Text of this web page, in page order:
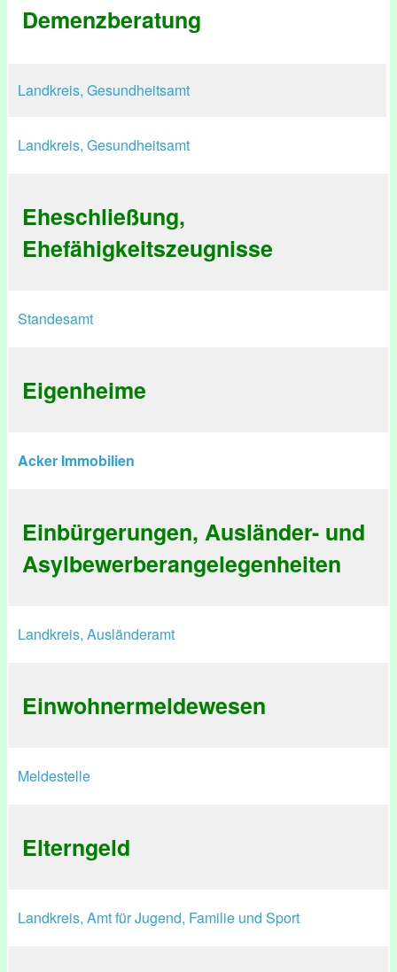
Demenzberatung
Landkreis, Gesundheitsamt
Landkreis, Gesundheitsamt
Eheschließung,
Ehefähigkeitszeugnisse
Standesamt
Eigenheime
Acker Immobilien
Einbürgerungen, Ausländer- und
Asylbewerberangelegenheiten
Landkreis, Ausländeramt
Einwohnermeldewesen
Meldestelle
Elterngeld
Landkreis, Amt für Jugend, Familie und Sport